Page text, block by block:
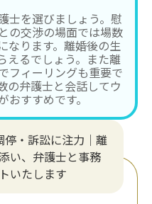
士を選びましょう。慰
の交渉の場面では場数
なります。離婚後の生
えるでしょう。また離
フィーリングも重要で
の弁護士と会話してウ
すすめです。
停・訴訟に注力│離
い、弁護士と事務
いたします